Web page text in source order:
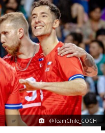
@TeamChile_COCH